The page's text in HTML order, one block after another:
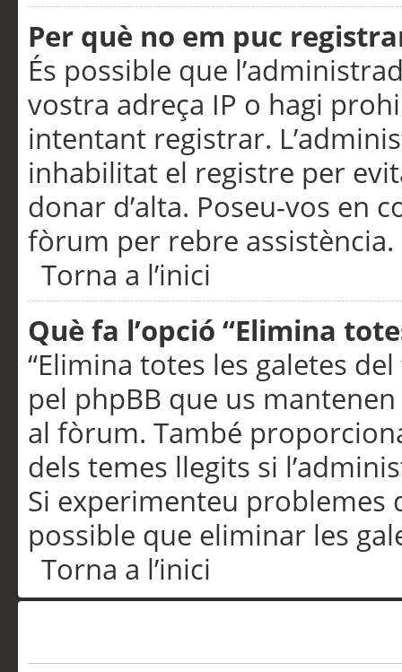
Per què no em puc
És possible que
vostra adreça IP o hagi
intentant registrar.
inhabilitat el registre per
donar d’alta. Poseu-vos en
fòrum per rebre assistència.
Torna a l’inici
Què fa l’opció “Elimina
“Elimina totes les galetes
pel phpBB que us
al fòrum. També
dels temes llegits si
Si experimenteu problemes
possible que eliminar les
Torna a l’inici